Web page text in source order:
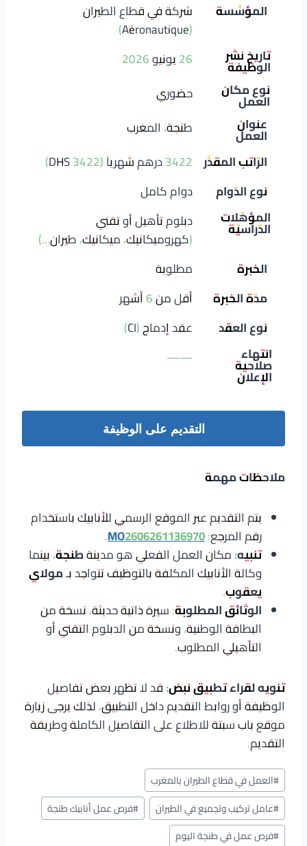
المؤسَّسة
شركة في قطاع الطيران
(Aéronautique)
تاريخ نشر
الوظيفة
26 يونيو 2026
نوع مكان
العمل
حضوري
عنوان
العمل
طنجة، المغرب
الرّاتب المقدَّر 3422 درهم شهرياً (3422 DHS)
نوع الدّوام
دوام كامل
المؤهّلات
الدّراسيّة
دبلوم تأهيل أو تقني
(كهروميكانيك، ميكانيك، طيران...)
الخبرة
مطلوبة
مدّة الخبرة
أقل من 6 أشهر
نوع العقد
عقد إدماج (CI)
انتهاء
صلاحية
الإعلان
——
التقديم على الوظيفة
ملاحظات مهمة
يتم التقديم عبر الموقع الرسمي للأنابيك باستخدام
رقم المرجع:MO2606261136970
.
تنبيه:مكان العمل الفعلي هو مدينةطنجة، بينما
وكالة الأنابيك المكلفة بالتوظيف تتواجد بـمولاي
يعقوب.
الوثائق المطلوبة: سيرة ذاتية حديثة، نسخة من
البطاقة الوطنية، ونسخة من الدبلوم التقني أو
التأهيلي المطلوب.
تنويه لقراء تطبيق نبض:قد لا تظهر بعض تفاصيل
الوظيفة أو روابط التقديم داخل التطبيق، لذلك يرجى زيارة
موقع باب سبتة للاطلاع على التفاصيل الكاملة وطريقة
التقديم.
وسوم
المقال:
#العمل في قطاع الطيران بالمغرب
#عامل تركيب وتجميع في الطيران #فرص عمل أنابيك طنجة
#فرص عمل في طنجة اليوم